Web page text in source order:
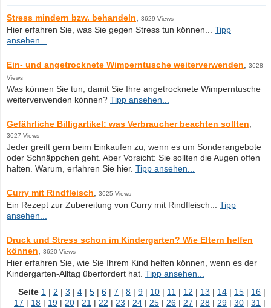
Stress mindern bzw. behandeln 3629 Views
Hier erfahren Sie, was Sie gegen Stress tun können... Tipp
ansehen...
Ein- und angetrocknete Wimperntusche weiterverwenden
3628
Views
Was können Sie tun, damit Sie Ihre angetrocknete Wimperntusche
weiterverwenden können? Tipp ansehen...
Gefährliche Billigartikel: was Verbraucher beachten sollten
3627 Views
Jeder greift gern beim Einkaufen zu, wenn es um Sonderangebote
oder Schnäppchen geht. Aber Vorsicht: Sie sollten die Augen offen
halten. Warum, erfahren Sie hier. Tipp ansehen...
Curry mit Rindfleisch 3625 Views
Ein Rezept zur Zubereitung von Curry mit Rindfleisch... Tipp
ansehen...
Druck und Stress schon im Kindergarten? Wie Eltern helfen
können
3620 Views
Hier erfahren Sie, wie Sie Ihrem Kind helfen können, wenn es der
Kindergarten-Alltag überfordert hat. Tipp ansehen...
Seite 1 | 2 | 3 | 4 | 5 | 6 | 7 | 8 | 9 | 10 | 11 | 12 | 13 | 14 | 15 | 16 |
17 | 18 | 19 | 20 | 21 | 22 | 23 | 24 | 25 | 26 | 27 | 28 | 29 | 30 | 31 |